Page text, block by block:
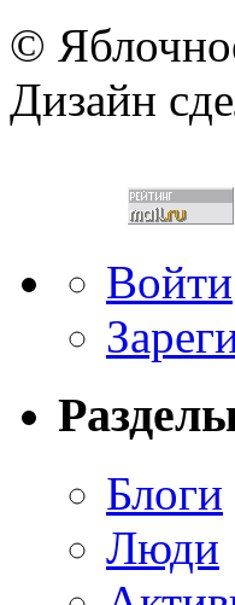
©
Дизайн
Войти
Блоги
Люди